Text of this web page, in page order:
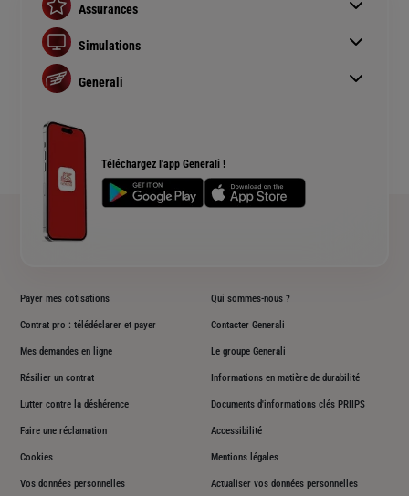
Téléchargez l'app Generali !
Assurances
Assurance auto
Assurance habitation
Assurance prêt immobilier
Complémentaire santé senior
Simulations
Simulation assurance auto
Devis assurance habitation
Devis assurance chien ou chat
Generali
Rendements fonds euros Generali
Accessibilité sourds et malentendants
Plan du site
Payer mes cotisations
Contrat pro : télédéclarer et payer
Mes demandes en ligne
Résilier un contrat
Lutter contre la déshérence
Faire une réclamation
Qui sommes-nous ?
Contacter Generali
Le groupe Generali
Informations en matière de durabilité
Documents d'informations clés PRIIPS
Accessibilité
Cookies Mentions légales
Vos données personnelles Actualiser vos données personnelles